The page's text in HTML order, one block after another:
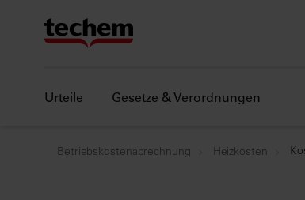
Urteile Gesetze & Verordnungen
Betriebskostenabrechnung Heizkosten